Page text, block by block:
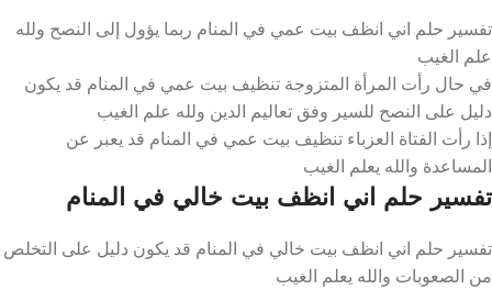
تفسير حلم اني انظف بيت عمي في المنام ربما يؤول إلى النصح ولله
علم الغيب
في حال رأت المرأة المتزوجة تنظيف بيت عمي في المنام قد يكون
دليل على النصح للسير وفق تعاليم الدين ولله علم الغيب
إذا رأت الفتاة العزباء تنظيف بيت عمي في المنام قد يعبر عن
المساعدة والله يعلم الغيب
تفسير حلم اني انظف بيت خالي في المنام
تفسير حلم اني انظف بيت خالي في المنام قد يكون دليل على التخلص
من الصعوبات والله يعلم الغيب